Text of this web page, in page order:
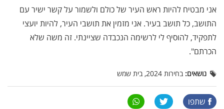
אני מבטיח להיות ראש העיר של כולם ולשמור על קשר ישיר עם
התושב, כל תושב בעיר. אני מזמין את תושבי העיר, להיות יועצי
לתפקיד, להוסיף לי לרשימה הנכבדה שציינתי. זה משה שלא
הכרתם".
נושאים: בחירות 2024, בית שמש
שתפו